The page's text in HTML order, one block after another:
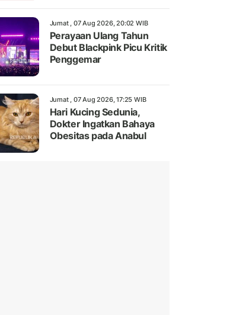
Jumat , 07 Aug 2026, 20:02 WIB
Perayaan Ulang Tahun
Debut Blackpink Picu Kritik
Penggemar
Jumat , 07 Aug 2026, 17:25 WIB
Hari Kucing Sedunia,
Dokter Ingatkan Bahaya
Obesitas pada Anabul